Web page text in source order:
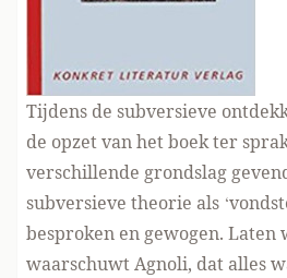
Tijdens de subversieve
de opzet van het boek ter
verschillende grondslag
subversieve theorie als
besproken en gewogen. Laten
waarschuwt Agnoli, dat alles